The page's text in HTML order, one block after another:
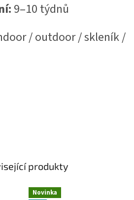
9–10 týdnů
/ outdoor / skleník /
produkty
Novinka